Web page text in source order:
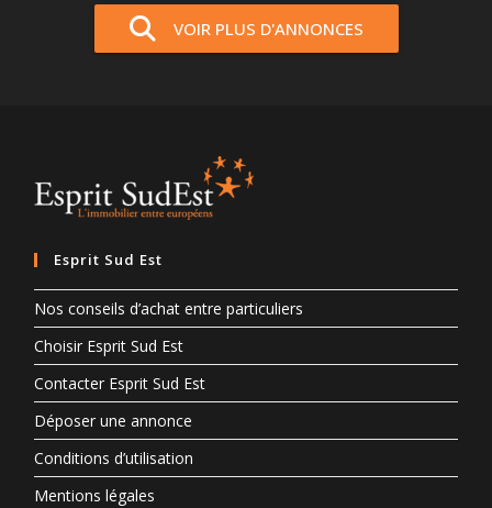
VOIR PLUS D'ANNONCES
Esprit Sud Est
Nos conseils d’achat entre particuliers
Choisir Esprit Sud Est
Contacter Esprit Sud Est
Déposer une annonce
Conditions d’utilisation
Mentions légales